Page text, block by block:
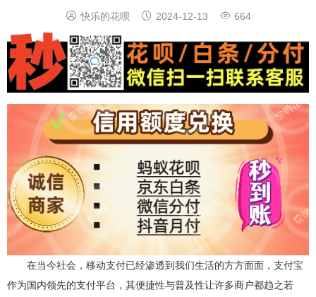
 快乐的花呗  2024-12-13  664
在当今社会，移动支付已经渗透到我们生活的方方面面，支付宝
作为国内领先的支付平台，其便捷性与普及性让许多商户都趋之若